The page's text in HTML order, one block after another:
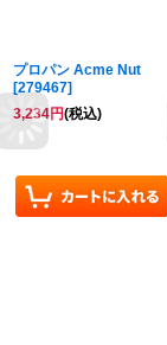
プロパン Acme Nut
[279467]
3,234円(税込)